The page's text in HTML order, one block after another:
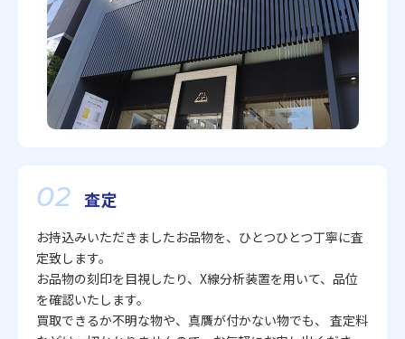
02 査定
お持込みいただきましたお品物を、ひとつひとつ丁寧に査
定致します。
お品物の刻印を目視したり、X線分析装置を用いて、品位
を確認いたします。
買取できるか不明な物や、真贋が付かない物でも、 査定料